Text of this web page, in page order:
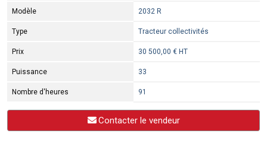
Modèle 2032 R
Type Tracteur collectivités
Prix 30 500,00 € HT
Puissance 33
Nombre d'heures 91
Contacter le vendeur